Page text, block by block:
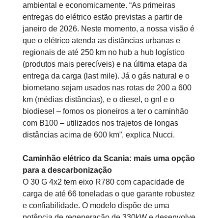
ambiental e economicamente. “As primeiras
entregas do elétrico estão previstas a partir de
janeiro de 2026. Neste momento, a nossa visão é
que o elétrico atenda as distâncias urbanas e
regionais de até 250 km no hub a hub logístico
(produtos mais perecíveis) e na última etapa da
entrega da carga (last mile). Já o gás natural e o
biometano sejam usados nas rotas de 200 a 600
km (médias distâncias), e o diesel, o gnl e o
biodiesel – fomos os pioneiros a ter o caminhão
com B100 – utilizados nos trajetos de longas
distâncias acima de 600 km”, explica Nucci.
Caminhão elétrico da Scania: mais uma opção
para a descarbonização
O 30 G 4x2 tem eixo R780 com capacidade de
carga de até 66 toneladas o que garante robustez
e confiabilidade. O modelo dispõe de uma